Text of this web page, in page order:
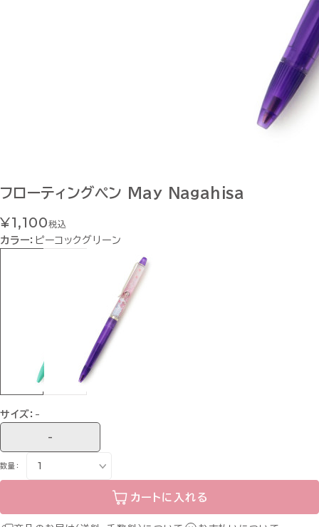
フローティングペン May Nagahisa
¥1,100税込
カラー： ピーコックグリーン
サイズ： -
-
数量：
カートに入れる